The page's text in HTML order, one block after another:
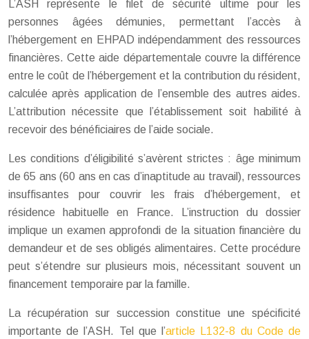
L’ASH représente le filet de sécurité ultime pour les
personnes âgées démunies, permettant l’accès à
l’hébergement en EHPAD indépendamment des ressources
financières. Cette aide départementale couvre la différence
entre le coût de l’hébergement et la contribution du résident,
calculée après application de l’ensemble des autres aides.
L’attribution nécessite que l’établissement soit habilité à
recevoir des bénéficiaires de l’aide sociale.
Les conditions d’éligibilité s’avèrent strictes : âge minimum
de 65 ans (60 ans en cas d’inaptitude au travail), ressources
insuffisantes pour couvrir les frais d’hébergement, et
résidence habituelle en France. L’instruction du dossier
implique un examen approfondi de la situation financière du
demandeur et de ses obligés alimentaires. Cette procédure
peut s’étendre sur plusieurs mois, nécessitant souvent un
financement temporaire par la famille.
La récupération sur succession constitue une spécificité
importante de l’ASH. Tel que l’article L132-8 du Code de